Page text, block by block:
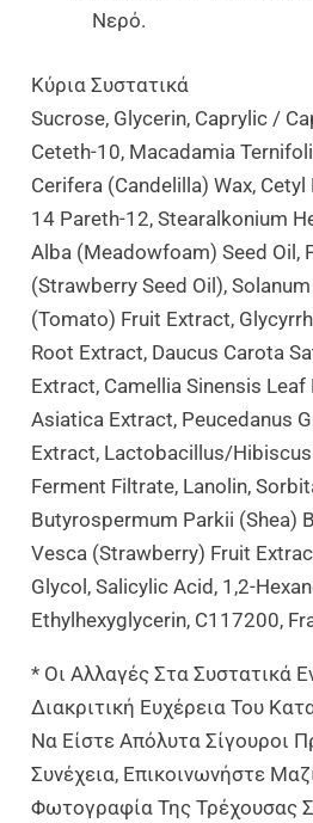
Νερό.
Κύρια Συστατικά
Sucrose, Glycerin, Caprylic /
Ceteth-10, Macadamia
Cerifera (Candelilla) Wax,
14 Pareth-12, Stearalkonium
Alba (Meadowfoam) Seed Oil,
(Strawberry Seed Oil),
(Tomato) Fruit Extract,
Root Extract, Daucus Carota
Extract, Camellia Sinensis Leaf
Asiatica Extract, Peucedanus
Extract, Lactobacillus/
Ferment Filtrate, Lanolin,
Butyrospermum Parkii (Shea)
Vesca (Strawberry) Fruit
Glycol, Salicylic Acid, 1,2-
Ethylhexyglycerin, C117200,
* Οι Αλλαγές Στα Συστατικά
Διακριτική Ευχέρεια Του
Να Είστε Απόλυτα Σίγουροι
Συνέχεια, Επικοινωνήστε
Φωτογραφία Της Τρέχουσας